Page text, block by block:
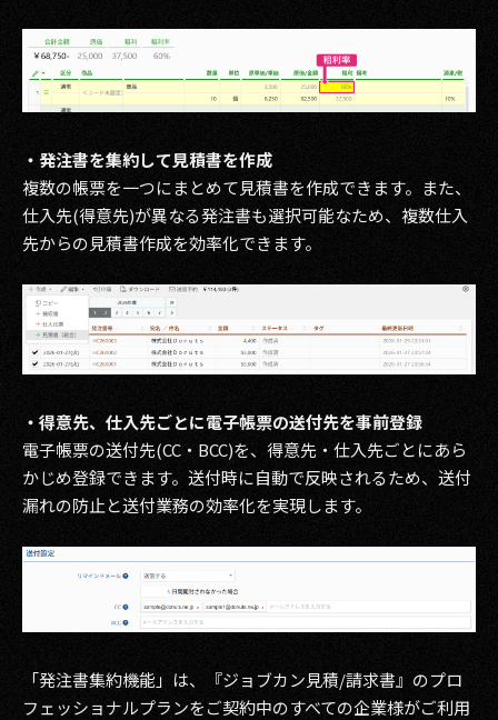
・発注書を集約して見積書を作成
複数の帳票を一つにまとめて見積書を作成できます。また、
仕入先(得意先)が異なる発注書も選択可能なため、複数仕入
先からの見積書作成を効率化できます。
・得意先、仕入先ごとに電子帳票の送付先を事前登録
電子帳票の送付先(CC・BCC)を、得意先・仕入先ごとにあら
かじめ登録できます。送付時に自動で反映されるため、送付
漏れの防止と送付業務の効率化を実現します。
「発注書集約機能」は、『ジョブカン見積/請求書』のプロ
フェッショナルプランをご契約中のすべての企業様がご利用